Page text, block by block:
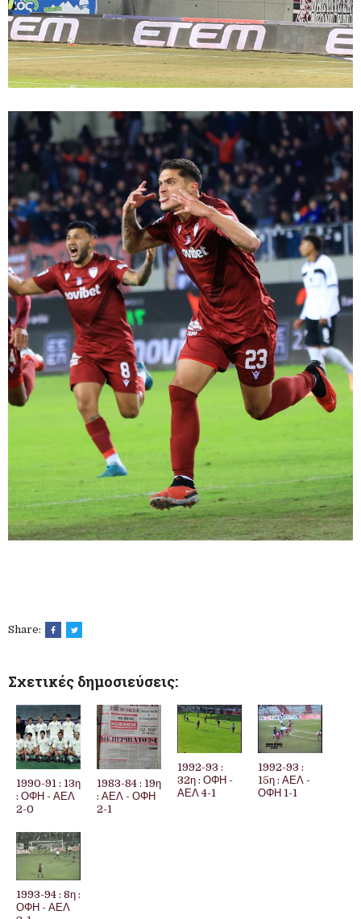
Share:
Σχετικές δημοσιεύσεις:
1990-91 : 13η
: ΟΦΗ - ΑΕΛ
2-0
1983-84 : 19η
: ΑΕΛ - ΟΦΗ
2-1
1992-93 :
32η : ΟΦΗ -
ΑΕΛ 4-1
1992-93 :
15η : ΑΕΛ -
ΟΦΗ 1-1
1993-94 : 8η :
ΟΦΗ - ΑΕΛ